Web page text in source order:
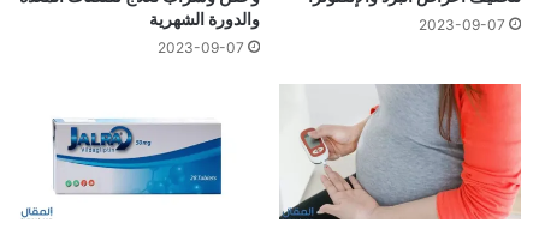
2023-09-07
والدورة الشهرية
2023-09-07